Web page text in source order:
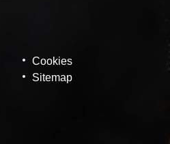
Cookies
Sitemap